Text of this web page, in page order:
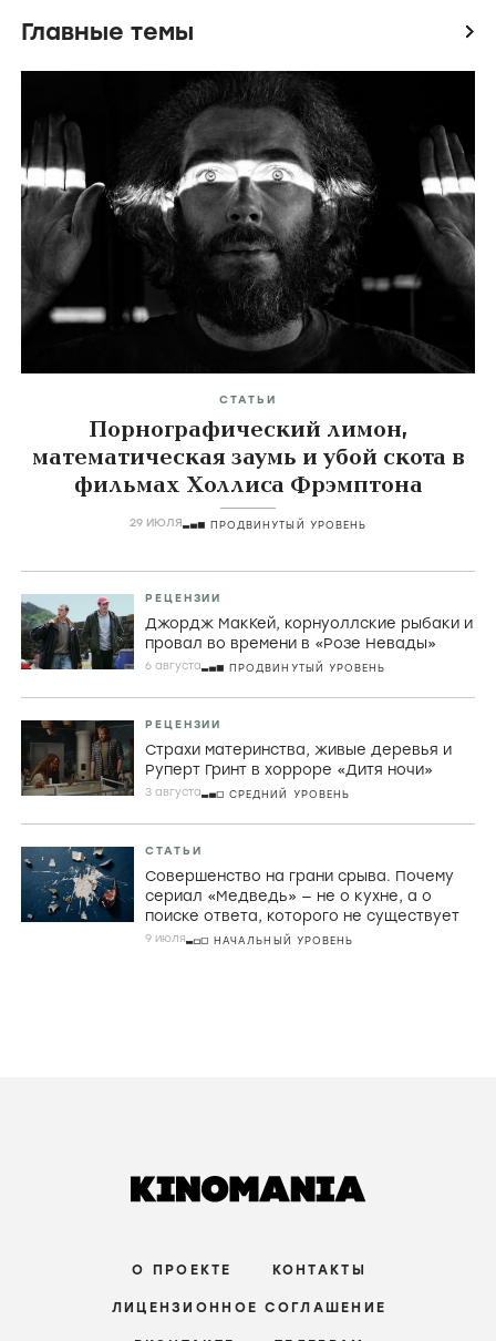
Главные темы icon
СТАТЬИ
Порнографический лимон,
математическая заумь и убой скота в
фильмах Холлиса Фрэмптона
29 ИЮЛЯ ПРОДВИНУТЫЙ УРОВЕНЬ
РЕЦЕНЗИИ
Джордж МакКей, корнуоллские рыбаки и
провал во времени в «Розе Невады»
6 августа ПРОДВИНУТЫЙ УРОВЕНЬ
РЕЦЕНЗИИ
Страхи материнства, живые деревья и
Руперт Гринт в хорроре «Дитя ночи»
3 августа СРЕДНИЙ УРОВЕНЬ
СТАТЬИ
Совершенство на грани срыва. Почему
сериал «Медведь» — не о кухне, а о
поиске ответа, которого не существует
9 июля НАЧАЛЬНЫЙ УРОВЕНЬ
О ПРОЕКТЕ КОНТАКТЫ
ЛИЦЕНЗИОННОЕ СОГЛАШЕНИЕ